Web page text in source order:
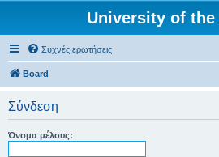
University of the
Συχνές ερωτήσεις
Board
Σύνδεση
Όνομα μέλους: